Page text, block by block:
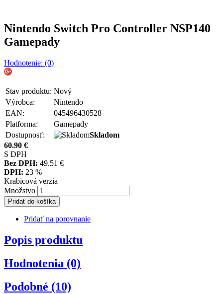
Nintendo Switch Pro Controller NSP140
Gamepady
Hodnotenie: (0)
Stav produktu: Nový
Výrobca:
Nintendo
EAN:
045496430528
Platforma:
Gamepady
Dostupnosť:
Skladom
60.90 €
S DPH
Bez DPH: 49.51 €
DPH: 23 %
Krabicová verzia
Množstvo
Pridať do košíka
Pridať na porovnanie
Popis produktu
Hodnotenia (0)
Podobné (10)